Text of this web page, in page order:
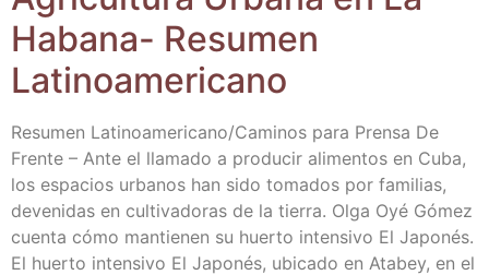
Haba­na- Resu­men
Latinoamericano
Resu­men Latinoamericano/​Caminos para Pren­sa De
Fren­te – Ante el lla­ma­do a pro­du­cir ali­men­tos en Cuba,
los espa­cios urba­nos han sido toma­dos por fami­lias,
deve­ni­das en cul­ti­va­do­ras de la tie­rra. Olga Oyé Gómez
cuen­ta cómo man­tie­nen su huer­to inten­si­vo El Japo­nés.
El huer­to inten­si­vo El Japo­nés, ubi­ca­do en Ata­bey, en el